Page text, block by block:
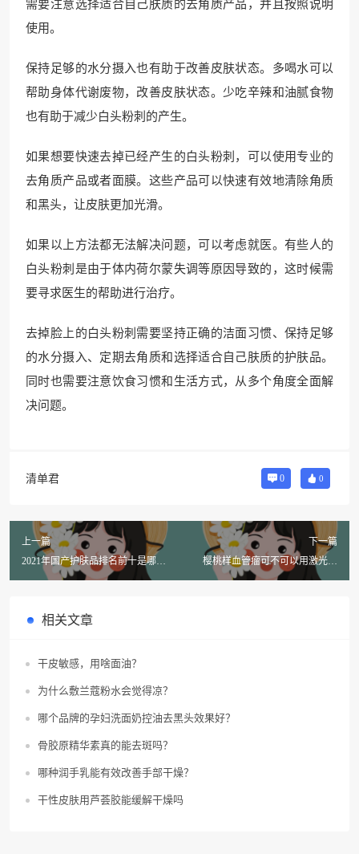
需要注意选择适合自己肤质的去角质产品，并且按照说明
使用。
保持足够的水分摄入也有助于改善皮肤状态。多喝水可以
帮助身体代谢废物，改善皮肤状态。少吃辛辣和油腻食物
也有助于减少白头粉刺的产生。
如果想要快速去掉已经产生的白头粉刺，可以使用专业的
去角质产品或者面膜。这些产品可以快速有效地清除角质
和黑头，让皮肤更加光滑。
如果以上方法都无法解决问题，可以考虑就医。有些人的
白头粉刺是由于体内荷尔蒙失调等原因导致的，这时候需
要寻求医生的帮助进行治疗。
去掉脸上的白头粉刺需要坚持正确的洁面习惯、保持足够
的水分摄入、定期去角质和选择适合自己肤质的护肤品。
同时也需要注意饮食习惯和生活方式，从多个角度全面解
决问题。
清单君 0 0
上一篇
2021年国产护肤品排名前十是哪
下一篇
樱桃样血管瘤可不可以用激光治
疗？
相关文章
干皮敏感，用啥面油？
为什么敷兰蔻粉水会觉得凉？
哪个品牌的孕妇洗面奶控油去黑头效果好？
骨胶原精华素真的能去斑吗？
哪种润手乳能有效改善手部干燥？
干性皮肤用芦荟胶能缓解干燥吗